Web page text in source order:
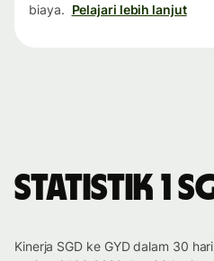
biaya. Pelajari lebih lanjut
Statistik 1
Kinerja SGD ke GYD dalam 30